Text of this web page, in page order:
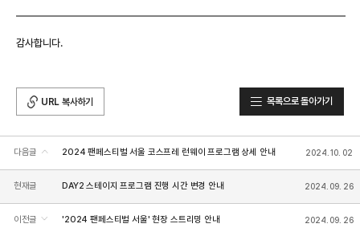
감사합니다.
URL 복사하기 목록으로 돌아가기
다음글 2024 팬페스티벌 서울 코스프레 런웨이 프로그램 상세 안내 2024. 10. 02
현재글 DAY2 스테이지 프로그램 진행 시간 변경 안내 2024. 09. 26
이전글 '2024 팬페스티벌 서울' 현장 스트리밍 안내 2024. 09. 26